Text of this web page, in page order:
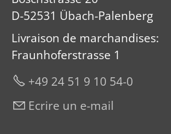
D-52531 Übach-Palenberg
Livraison de marchandises:
Fraunhoferstrasse 1
+49 24 51 9 10 54-0
Ecrire un e-mail